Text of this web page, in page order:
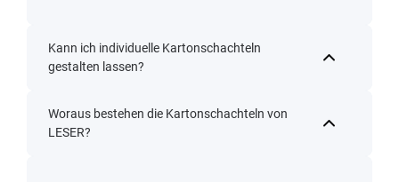
Kann ich individuelle Kartonschachteln
gestalten lassen?
Woraus bestehen die Kartonschachteln von
LESER?